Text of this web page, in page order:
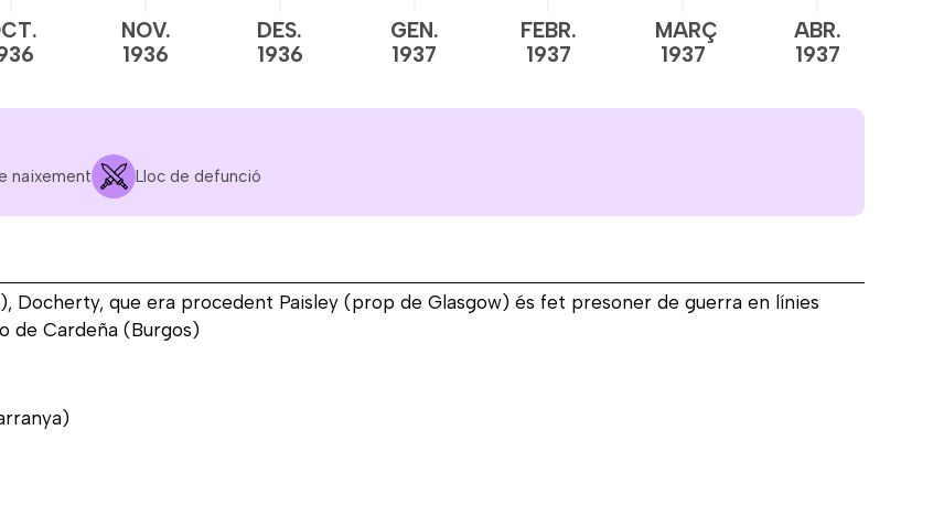
NOV.
1936
DES.
1936
GEN.
1937
FEBR.
1937
MARÇ
1937
ABR.
1937
naixement Lloc de defunció
que era procedent Paisley (prop de Glasgow) és fet presoner de guerra en línies
de Cardeña (Burgos)